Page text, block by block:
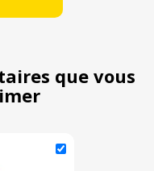
que vous